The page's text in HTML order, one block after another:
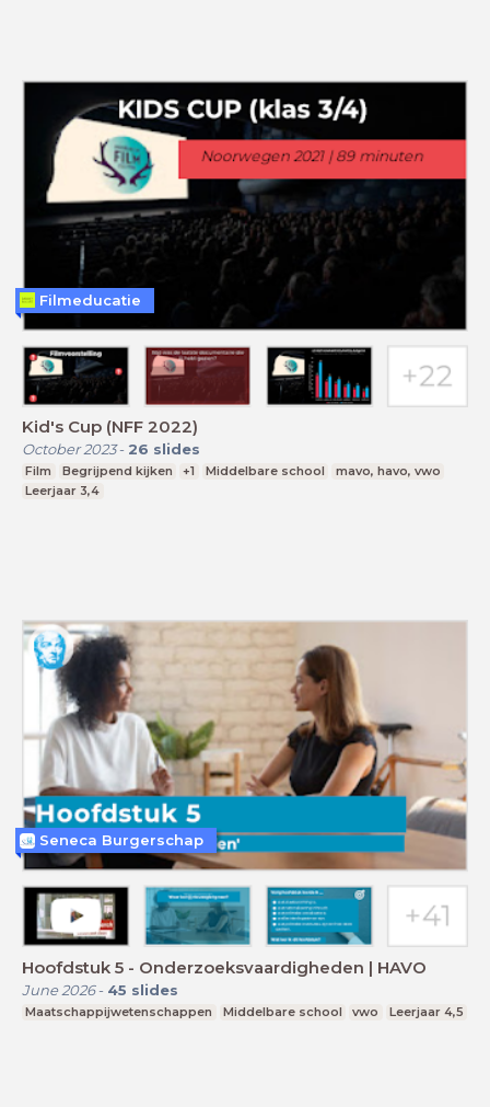
Kid's Cup (NFF 2022)
October 2023- 26 slides
Film Begrijpend kijken +1 Middelbare school
mavo, havo, vwo
Leerjaar 3,4
Filmeducatie
Hoofdstuk 5 - Onderzoeksvaardigheden | HAVO
June 2026- 45 slides
Maatschappijwetenschappen Middelbare school vwo Leerjaar 4,5
Seneca Burgerschap